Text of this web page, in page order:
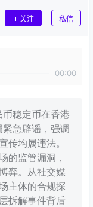
关注 私信
00:00
币稳定币在香港
急辟谣，强调
传均属违法。
的监管漏洞，
弈。从社交媒
主体的合规探
拆解事件背后